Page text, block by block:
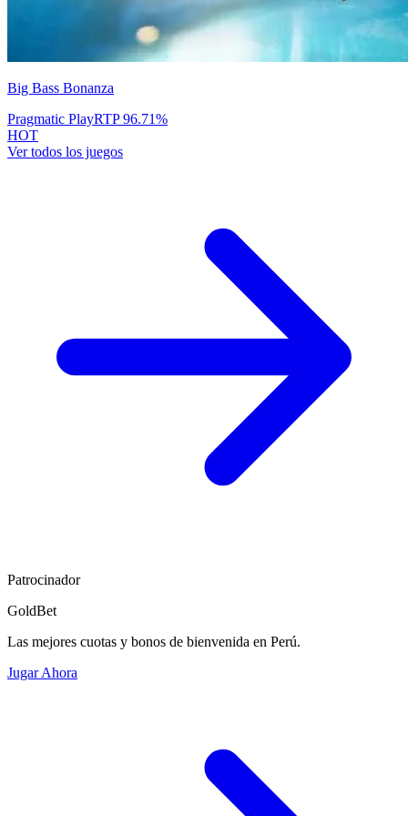
Big Bass Bonanza
Pragmatic PlayRTP96.71%
HOT
Ver todos los juegos
Patrocinador
GoldBet
Las mejores cuotas y bonos de bienvenida en Perú.
Jugar Ahora